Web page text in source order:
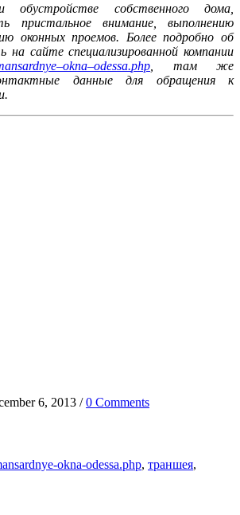
собственного дома,
пристальное внимание, выполнению
оконных проемов. Более подробно об
сайте специализированной компании
–okna–odessa.php , там же
данные для обращения к
6, 2013 / 0 Comments
okna-odessa.php, траншея,